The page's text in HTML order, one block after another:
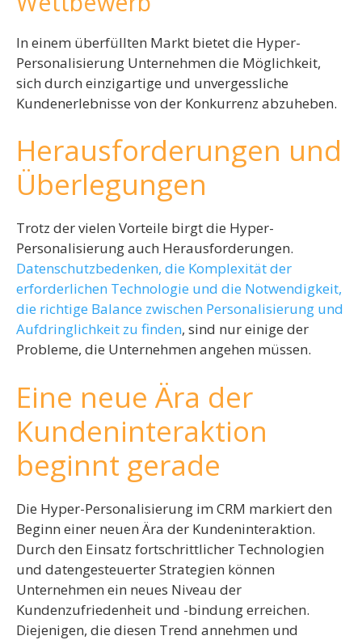
In einem überfüllten Markt bietet die Hyper-
Personalisierung Unternehmen die Möglichkeit,
sich durch einzigartige und unvergessliche
Kundenerlebnisse von der Konkurrenz abzuheben.
Herausforderungen und
Überlegungen
Trotz der vielen Vorteile birgt die Hyper-
Personalisierung auch Herausforderungen.
Datenschutzbedenken, die Komplexität der
erforderlichen Technologie und die Notwendigkeit,
die richtige Balance zwischen Personalisierung und
Aufdringlichkeit zu finden, sind nur einige der
Probleme, die Unternehmen angehen müssen.
Eine neue Ära der
Kundeninteraktion
beginnt gerade
Die Hyper-Personalisierung im CRM markiert den
Beginn einer neuen Ära der Kundeninteraktion.
Durch den Einsatz fortschrittlicher Technologien
und datengesteuerter Strategien können
Unternehmen ein neues Niveau der
Kundenzufriedenheit und -bindung erreichen.
Diejenigen, die diesen Trend annehmen und